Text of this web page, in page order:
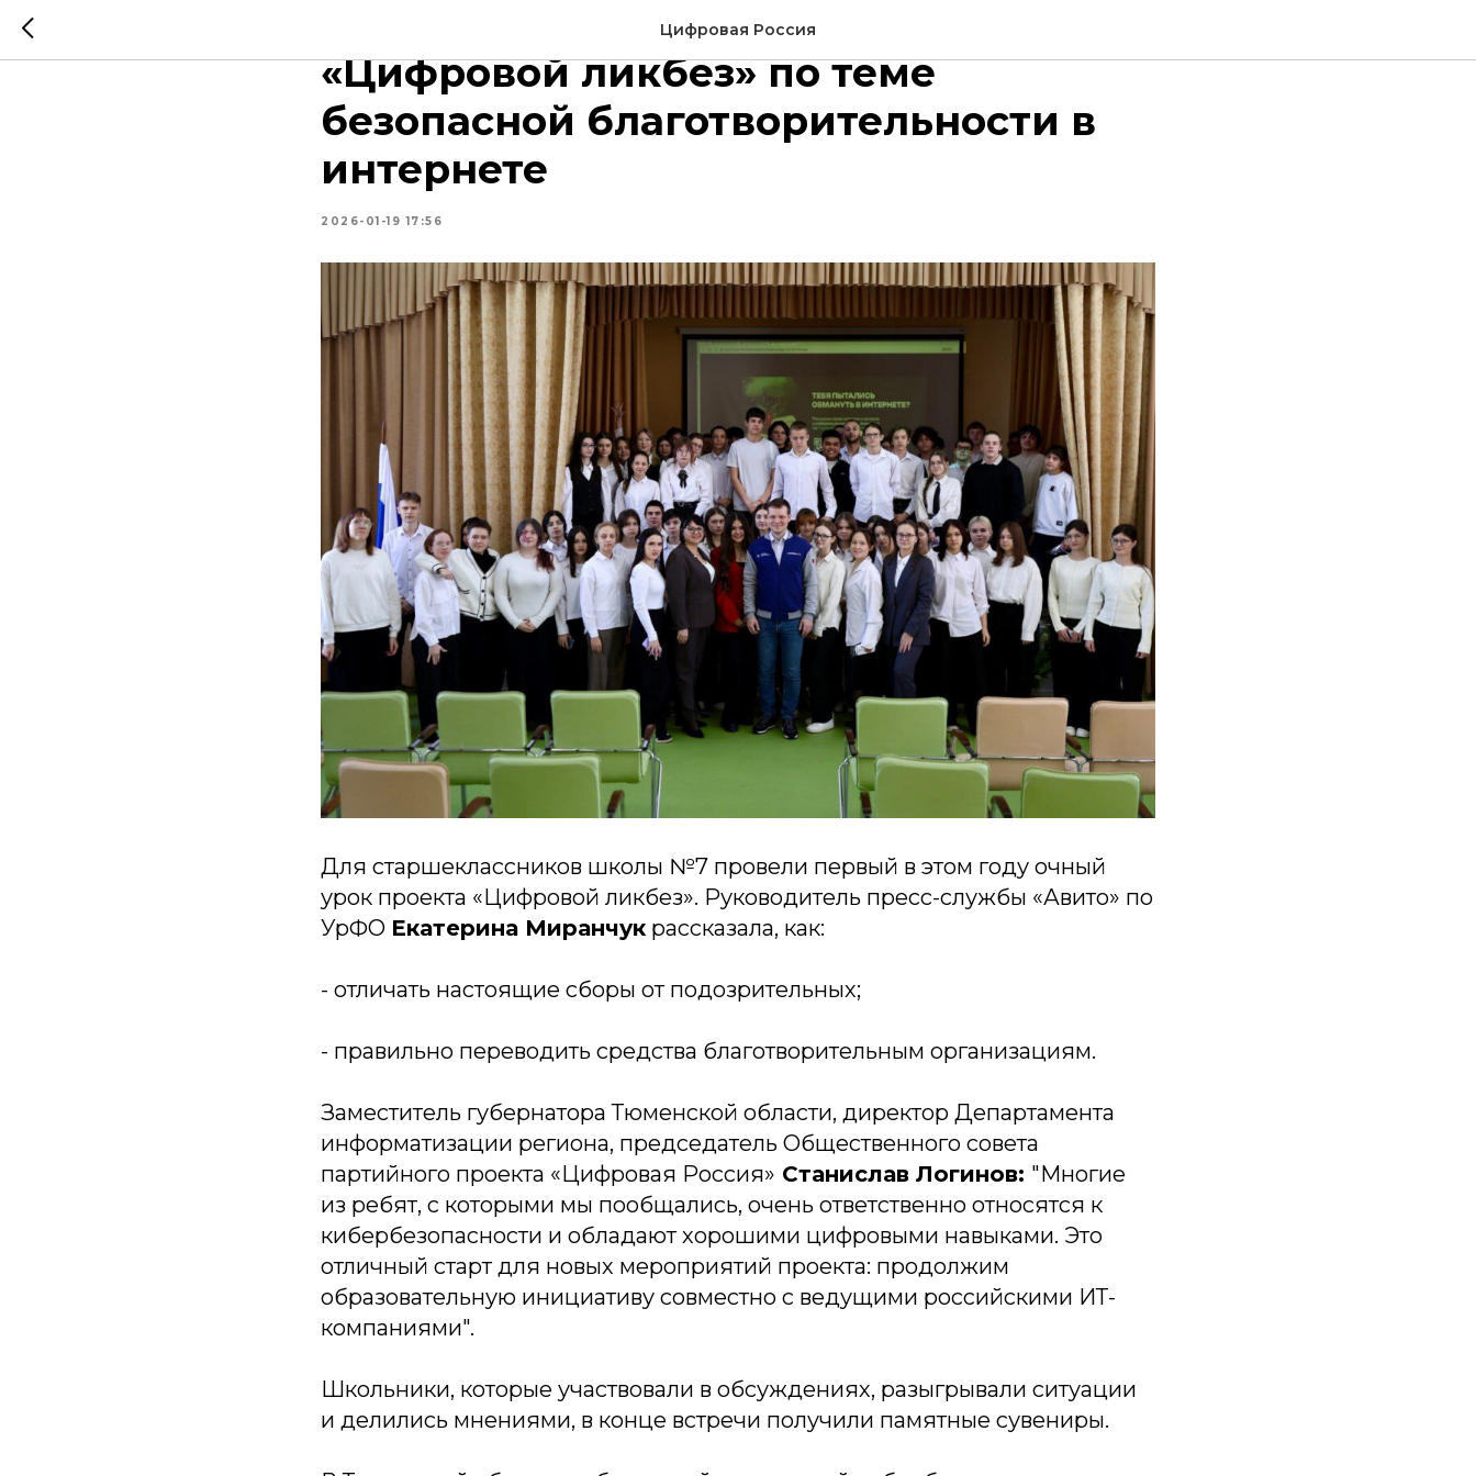
Цифровая Россия
Для тюменских школьников провели
«Цифровой ликбез» по теме
безопасной благотворительности в
интернете
2026-01-19 17:56
Для старшеклассников школы №7 провели первый в этом году очный
урок проекта «Цифровой ликбез». Руководитель пресс-службы «Авито» по
УрФО Екатерина Миранчук рассказала, как:
- отличать настоящие сборы от подозрительных;
- правильно переводить средства благотворительным организациям.
Заместитель губернатора Тюменской области, директор Департамента
информатизации региона, председатель Общественного совета
партийного проекта «Цифровая Россия» Станислав Логинов: "Многие
из ребят, с которыми мы пообщались, очень ответственно относятся к
кибербезопасности и обладают хорошими цифровыми навыками. Это
отличный старт для новых мероприятий проекта: продолжим
образовательную инициативу совместно с ведущими российскими ИТ-
компаниями".
Школьники, которые участвовали в обсуждениях, разыгрывали ситуации
и делились мнениями, в конце встречи получили памятные сувениры.